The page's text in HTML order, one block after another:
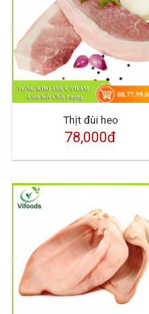
Thịt đùi heo
78,000đ